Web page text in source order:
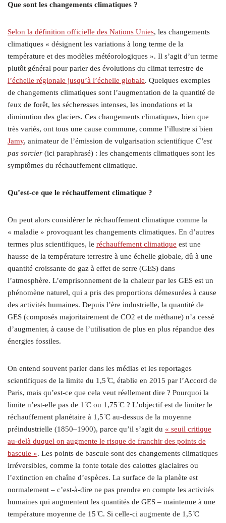
Que sont les changements climatiques ?
Selon la définition officielle des Nations Unies, les changements
climatiques « désignent les variations à long terme de la
température et des modèles météorologiques ». Il s’agit d’un terme
plutôt général pour parler des évolutions du climat terrestre de
l’échelle régionale jusqu’à l’échelle globale. Quelques exemples
de changements climatiques sont l’augmentation de la quantité de
feux de forêt, les sécheresses intenses, les inondations et la
diminution des glaciers. Ces changements climatiques, bien que
très variés, ont tous une cause commune, comme l’illustre si bien
Jamy, animateur de l’émission de vulgarisation scientifique C’est
pas sorcier (ici paraphrasé) : les changements climatiques sont les
symptômes du réchauffement climatique.
Qu’est-ce que le réchauffement climatique ?
On peut alors considérer le réchauffement climatique comme la
« maladie » provoquant les changements climatiques. En d’autres
termes plus scientifiques, le réchauffement climatique est une
hausse de la température terrestre à une échelle globale, dû à une
quantité croissante de gaz à effet de serre (GES) dans
l’atmosphère. L’emprisonnement de la chaleur par les GES est un
phénomène naturel, qui a pris des proportions démesurées à cause
des activités humaines. Depuis l’ère industrielle, la quantité de
GES (composés majoritairement de CO2 et de méthane) n’a cessé
d’augmenter, à cause de l’utilisation de plus en plus répandue des
énergies fossiles.
On entend souvent parler dans les médias et les reportages
scientifiques de la limite du 1,5 ̊C, établie en 2015 par l’Accord de
Paris, mais qu’est-ce que cela veut réellement dire ? Pourquoi la
limite n’est-elle pas de 1 ̊C ou 1,75 ̊C ? L’objectif est de limiter le
réchauffement planétaire à 1,5 ̊C au-dessus de la moyenne
préindustrielle (1850–1900), parce qu’il s’agit du « seuil critique
au-delà duquel on augmente le risque de franchir des points de
bascule ». Les points de bascule sont des changements climatiques
irréversibles, comme la fonte totale des calottes glaciaires ou
l’extinction en chaîne d’espèces. La surface de la planète est
normalement – c’est-à-dire ne pas prendre en compte les activités
humaines qui augmentent les quantités de GES – maintenue à une
température moyenne de 15 ̊C. Si celle-ci augmente de 1,5 ̊C